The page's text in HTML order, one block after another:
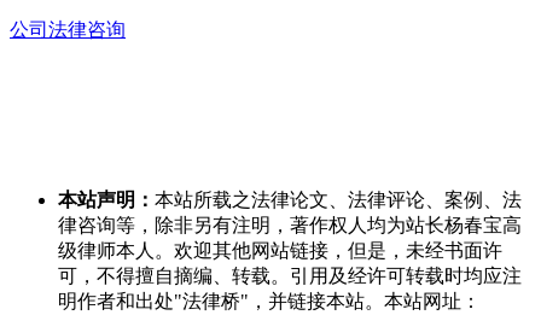
公司法律咨询
本站声明： 本站所载之法律论文、法律评论、案例、法
律咨询等，除非另有注明，著作权人均为站长杨春宝高
级律师本人。欢迎其他网站链接，但是，未经书面许
可，不得擅自摘编、转载。引用及经许可转载时均应注
明作者和出处"法律桥"，并链接本站。本站网址：